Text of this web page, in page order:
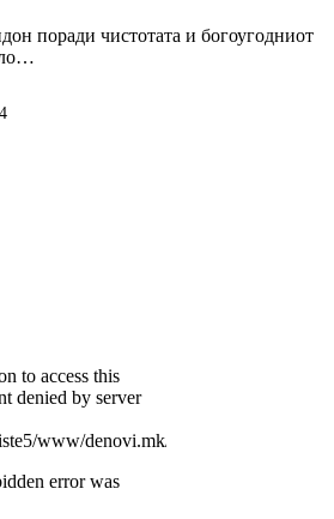
поради чистотата и богоугодниот